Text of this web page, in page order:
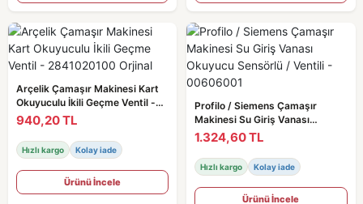
Arçelik Çamaşır Makinesi Kart
Okuyuculu İkili Geçme Ventil -
2841020100 Orjinal
940,20 TL
Hızlı kargo Kolay iade
Ürünü İncele
Profilo / Siemens Çamaşır
Makinesi Su Giriş Vanası
Okuyucu Sensörlü / Ventili -
00606001
1.324,60 TL
Hızlı kargo Kolay iade
Ürünü İncele